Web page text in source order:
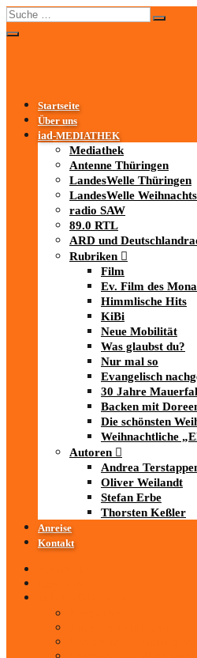
Startseite
Über uns
iad-MEDIATHEK
Mediathek
Antenne Thüringen
LandesWelle Thüringen
LandesWelle
radio SAW
89.0 RTL
ARD und
Rubriken
Film
Ev. Film des
Himmlische Hits
KiBi
Neue Mobilität
Was glaubst du?
Nur mal so
Evangelisch
30 Jahre
Backen mit
Die schönsten
Weihnachtliche
Autoren
Andrea
Oliver Weilandt
Stefan Erbe
Thorsten Keßler
Anreise
Kontakt